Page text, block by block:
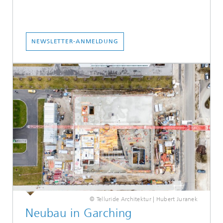
NEWSLETTER-ANMELDUNG
© Telluride Architektur | Hubert Juranek
Neubau in Garching